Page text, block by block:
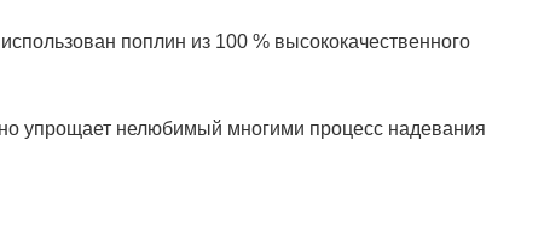
поплин из 100 % высококачественного
упрощает нелюбимый многими процесс надевания